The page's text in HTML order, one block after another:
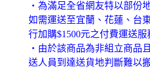
‧為滿足全省網友特以部份
如需運送至宜蘭、花蓮、台
行加購$1500元之付費運送服
‧由於該商品為非組立商品
送人員到達送貨地判斷難以